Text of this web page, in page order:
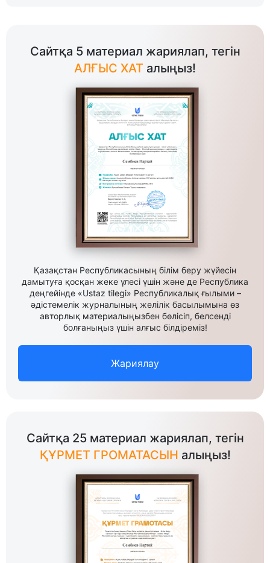
Сайтқа 5 материал жариялап, тегін
АЛҒЫС ХАТ алыңыз!
Қазақстан Республикасының білім беру жүйесін
дамытуға қосқан жеке үлесі үшін және де Республика
деңгейінде «Ustaz tilegi» Республикалық ғылыми –
әдістемелік журналының желілік басылымына өз
авторлық материалыңызбен бөлісіп, белсенді
болғаныңыз үшін алғыс білдіреміз!
Жариялау
Сайтқа 25 материал жариялап, тегін
ҚҰРМЕТ ГРОМАТАСЫН алыңыз!